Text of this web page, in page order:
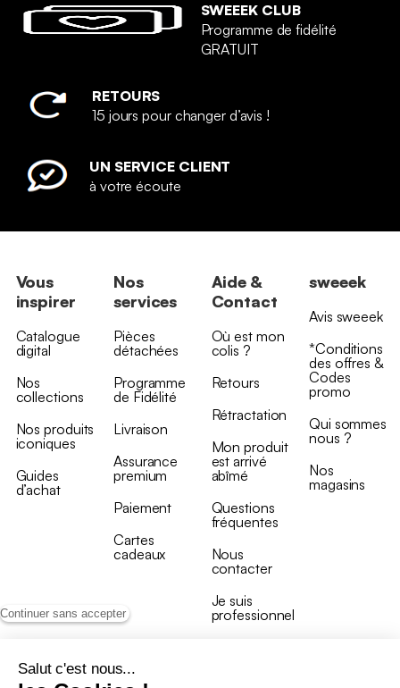
Continuer sans accepter
Salut c'est nous...
SWEEEK CLUB
Programme de fidélité
GRATUIT
RETOURS
15 jours pour changer d’avis !
UN SERVICE CLIENT
à votre écoute
Vous
inspirer
Catalogue
digital
Nos
collections
Nos produits
iconiques
Guides
d’achat
Nos
services
Pièces
détachées
Programme
de Fidélité
Livraison
Assurance
premium
Paiement
Cartes
cadeaux
Aide &
Contact
Où est mon
colis ?
Retours
Rétractation
Mon produit
est arrivé
abîmé
Questions
fréquentes
Nous
contacter
Je suis
professionnel
sweeek
Avis sweeek
*Conditions
des offres &
Codes
promo
Qui sommes
nous ?
Nos
magasins